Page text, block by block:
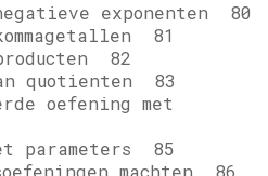
exponenten 80
81
82
83
oefening met
85
machten 86